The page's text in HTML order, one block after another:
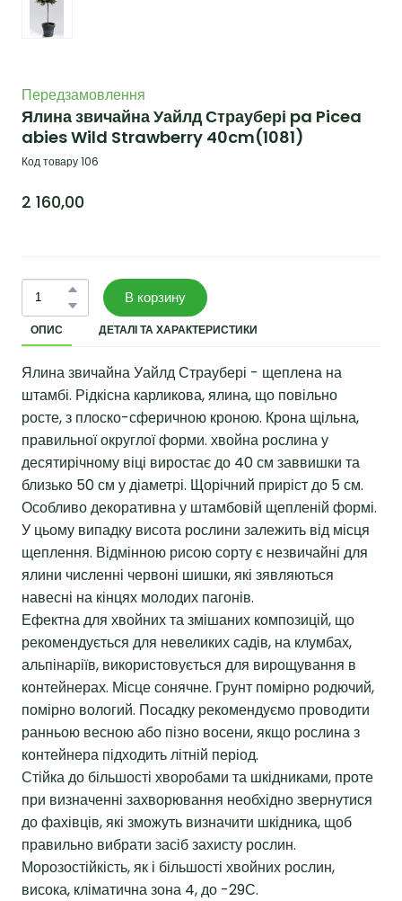
Передзамовлення
Ялина звичайна Уайлд Страубері pa Picea
abies Wild Strawberry 40cm(1081)
Код товару 106
2 160,00
В корзину
ОПИС ДЕТАЛІ ТА ХАРАКТЕРИСТИКИ
Ялина звичайна Уайлд Страубері - щеплена на
штамбі. Рідкісна карликова, ялина, що повільно
росте, з плоско-сферичною кроною. Крона щільна,
правильної округлої форми. хвойна рослина у
десятирічному віці виростає до 40 см заввишки та
близько 50 см у діаметрі. Щорічний приріст до 5 см.
Особливо декоративна у штамбовій щепленій формі.
У цьому випадку висота рослини залежить від місця
щеплення. Відмінною рисою сорту є незвичайні для
ялини численні червоні шишки, які зявляються
навесні на кінцях молодих пагонів.
Ефектна для хвойних та змішаних композицій, що
рекомендується для невеликих садів, на клумбах,
альпінаріїв, використовується для вирощування в
контейнерах. Місце сонячне. Грунт помірно родючий,
помірно вологий. Посадку рекомендуємо проводити
ранньою весною або пізно восени, якщо рослина з
контейнера підходить літній період.
Стійка до більшості хворобами та шкідниками, проте
при визначенні захворювання необхідно звернутися
до фахівців, які зможуть визначити шкідника, щоб
правильно вибрати засіб захисту рослин.
Морозостійкість, як і більшості хвойних рослин,
висока, кліматична зона 4, до -29С.